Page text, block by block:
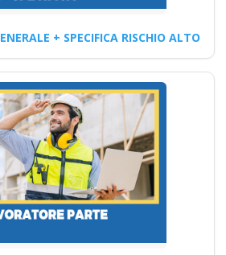
di pronto
in caso di
in
pasticceria
formatore rspp
lavoratori
basso medio
alto
i requisiti necessari
corsi di formazione
+ SPECIFICA RISCHIO ALTO